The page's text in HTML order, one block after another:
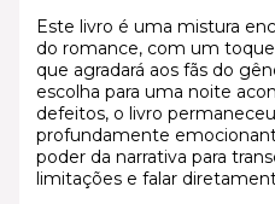
Este livro é uma mistura
do romance, com um
que agradará aos fãs do
escolha para uma noite
defeitos, o livro
profundamente
poder da narrativa para
limitações e falar